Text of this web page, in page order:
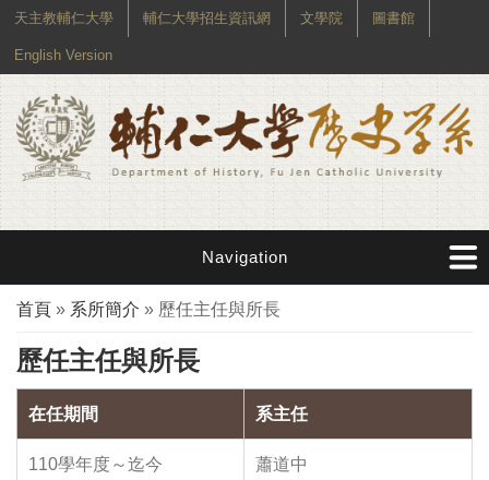
天主教輔仁大學 輔仁大學招生資訊網 文學院 圖書館
English Version
Navigation
您在這裡
首頁 » 系所簡介 » 歷任主任與所長
歷任主任與所長
在任期間 系主任
110學年度～迄今 蕭道中